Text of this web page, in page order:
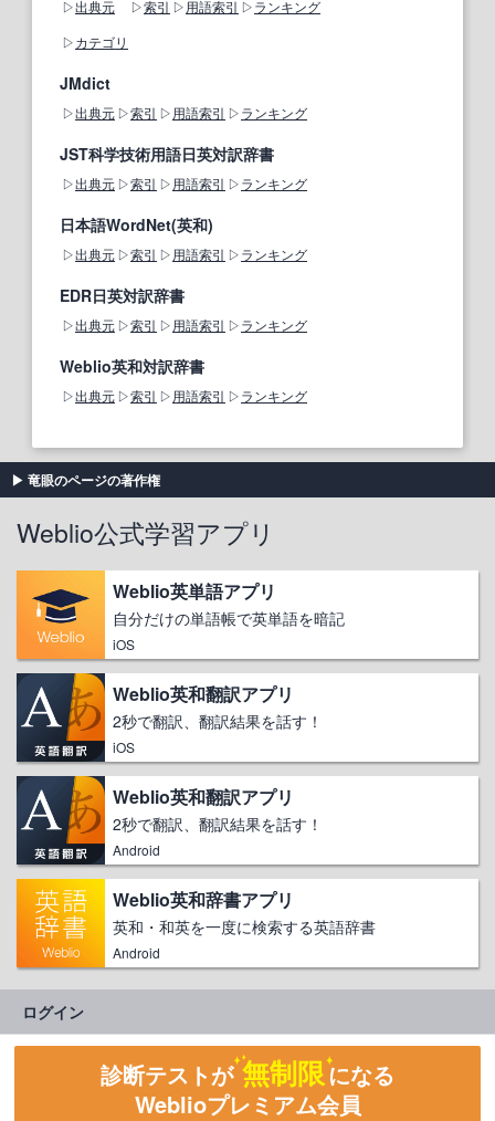
出典元 索引 用語索引
ランキング
カテゴリ
JMdict
出典元 索引 用語索引 ランキング
JST科学技術用語日英対訳辞書
出典元 索引 用語索引 ランキング
日本語WordNet(英和)
出典元 索引 用語索引 ランキング
EDR日英対訳辞書
出典元 索引 用語索引 ランキング
Weblio英和対訳辞書
出典元 索引 用語索引 ランキング
竜眼のページの著作権
Weblio公式学習アプリ
Weblio英単語アプリ
自分だけの単語帳で英単語を暗記
iOS
Weblio英和翻訳アプリ
2秒で翻訳、翻訳結果を話す！
iOS
Weblio英和翻訳アプリ
2秒で翻訳、翻訳結果を話す！
Android
Weblio英和辞書アプリ
英和・和英を一度に検索する英語辞書
Android
ログイン
診断テストが 無制限になる
Weblioプレミアム会員